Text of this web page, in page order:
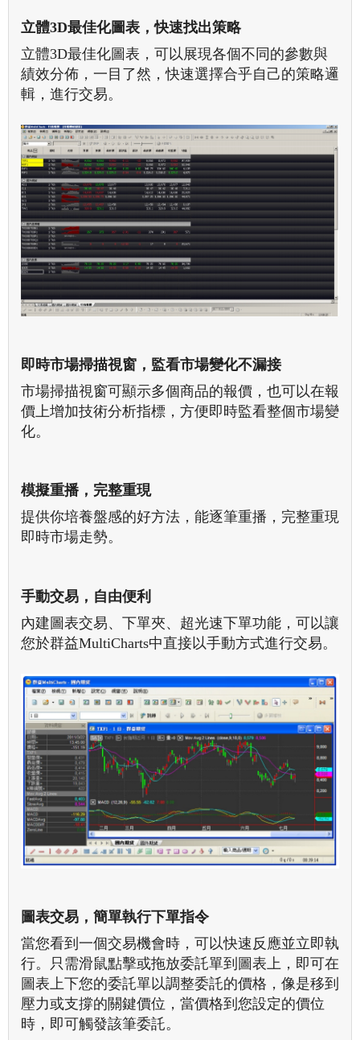
立體3D最佳化圖表，快速找出策略
立體3D最佳化圖表，可以展現各個不同的參數與
績效分佈，一目了然，快速選擇合乎自己的策略邏
輯，進行交易。
即時市場掃描視窗，監看市場變化不漏接
市場掃描視窗可顯示多個商品的報價，也可以在報
價上增加技術分析指標，方便即時監看整個市場變
化。
模擬重播，完整重現
提供你培養盤感的好方法，能逐筆重播，完整重現
即時市場走勢。
手動交易，自由便利
內建圖表交易、下單夾、超光速下單功能，可以讓
您於群益MultiCharts中直接以手動方式進行交易。
圖表交易，簡單執行下單指令
當您看到一個交易機會時，可以快速反應並立即執
行。只需滑鼠點擊或拖放委託單到圖表上，即可在
圖表上下您的委託單以調整委託的價格，像是移到
壓力或支撐的關鍵價位，當價格到您設定的價位
時，即可觸發該筆委託。